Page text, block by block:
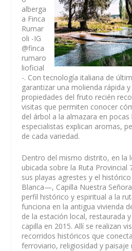
alberga
a Finca
Rumar
oli -IG
@finca
rumaro
lioficial
-. Con tecnología italiana de
garantizar una molienda rápida
propiedades del fruto recién
visitas que permiten conocer
del árbol a la almazara en
especialistas explican aromas,
de cada variedad.
Dentro del mismo distrito, en la
ubicada sobre la Ruta Provincial
sus playas agrestes y el
Blanca—, Capilla Nuestra
perfil histórico y espiritual a la
funciona en la antigua vivienda
de la estación local, restaurada
capilla en 2015. Allí se realizan
recorridos históricos que
ferroviario, religiosidad y paisaje